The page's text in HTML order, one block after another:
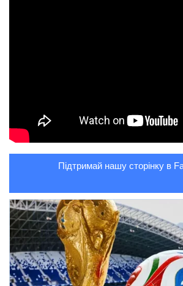
Підтримай нашу сторінку в